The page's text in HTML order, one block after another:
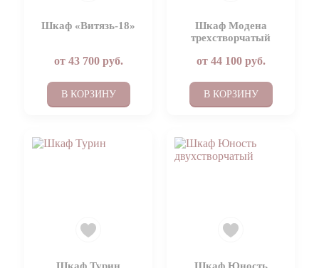
Шкаф «Витязь-18»
от 43 700руб.
В КОРЗИНУ
Шкаф Модена
трехстворчатый
от 44 100руб.
В КОРЗИНУ
Шкаф Турин Шкаф Юность